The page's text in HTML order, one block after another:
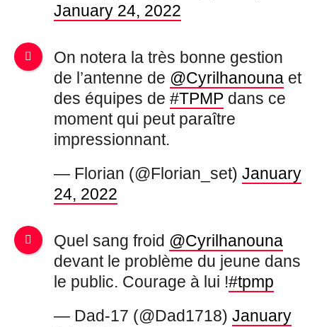
January 24, 2022
On notera la très bonne gestion
de l’antenne de @Cyrilhanouna et
des équipes de#TPMP dans ce
moment qui peut paraître
impressionnant.
— Florian (@Florian_set)January
24, 2022
Quel sang froid @Cyrilhanouna
devant le problème du jeune dans
le public. Courage à lui !#tpmp
— Dad-17 (@Dad1718)January